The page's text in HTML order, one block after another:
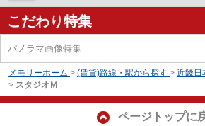
こだわり特集
パノラマ画像特集
メモリーホーム > (賃貸)路線・駅から探す > 近畿日
> スタジオＭ
ページトップに